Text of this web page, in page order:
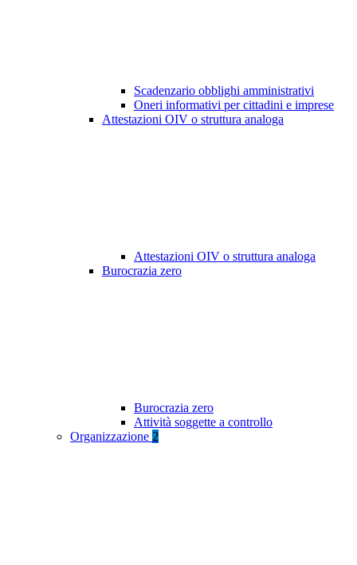
Scadenzario obblighi amministrativi
Oneri informativi per cittadini e imprese
Attestazioni OIV o struttura analoga
Attestazioni OIV o struttura analoga
Burocrazia zero
Burocrazia zero
Attività soggette a controllo
Organizzazione 2